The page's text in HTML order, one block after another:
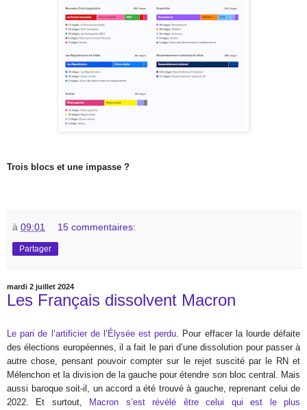
Trois blocs et une impasse ?
à 09:01 15 commentaires:
Partager
mardi 2 juillet 2024
Les Français dissolvent Macron
Le pari de l’artificier de l’Élysée est perdu. Pour effacer la lourde défaite
des élections européennes, il a fait le pari d’une dissolution pour passer à
autre chose, pensant pouvoir compter sur le rejet suscité par le RN et
Mélenchon et la division de la gauche pour étendre son bloc central. Mais
aussi baroque soit-il, un accord a été trouvé à gauche, reprenant celui de
2022. Et surtout,
Macron s’est révélé être celui qui est le plus